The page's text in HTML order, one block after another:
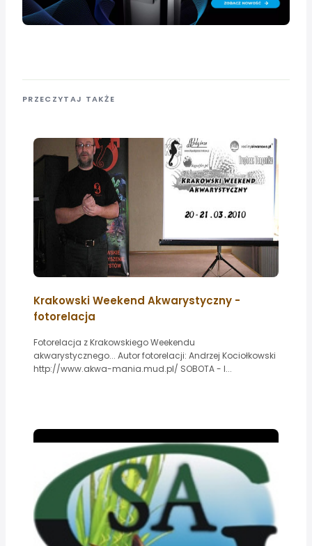
PRZECZYTAJ TAKŻE
Krakowski Weekend Akwarystyczny -
fotorelacja
Fotorelacja z Krakowskiego Weekendu
akwarystycznego... Autor fotorelacji: Andrzej Kociołkowski
http://www.akwa-mania.mud.pl/ SOBOTA - I...